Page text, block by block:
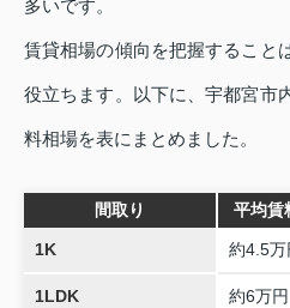
多いです。
賃貸相場の傾向を把握すること
役立ちます。以下に、宇都宮市
料相場を表にまとめました。
間取り 平均賃
1K 約4.5万
1LDK 約6万円